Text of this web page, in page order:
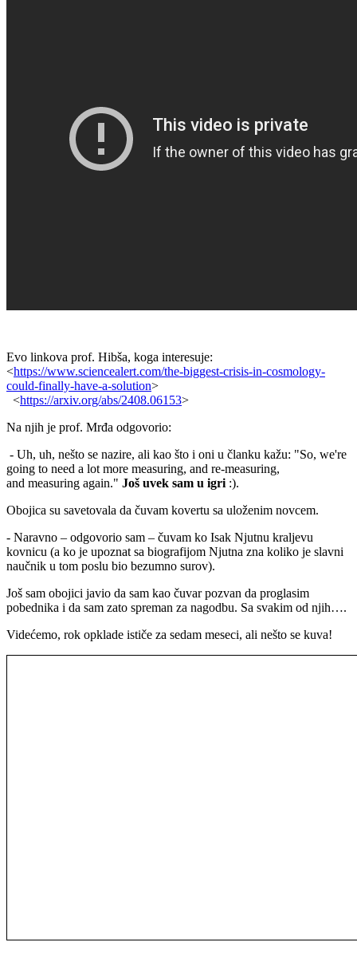
Evo linkova prof. Hibša, koga interesuje:
<https://www.sciencealert.com/the-biggest-crisis-in-cosmology-
could-finally-have-a-solution>
<https://arxiv.org/abs/2408.06153>
Na njih je prof. Mrđa odgovorio:
- Uh, uh, nešto se nazire, ali kao što i oni u članku kažu: "So, we're
going to need a lot more measuring, and re-measuring,
and measuring again." Još uvek sam u igri :).
Obojica su savetovala da čuvam kovertu sa uloženim novcem.
- Naravno – odgovorio sam – čuvam ko Isak Njutnu kraljevu
kovnicu (a ko je upoznat sa biografijom Njutna zna koliko je slavni
naučnik u tom poslu bio bezumno surov).
Još sam obojici javio da sam kao čuvar pozvan da proglasim
pobednika i da sam zato spreman za nagodbu. Sa svakim od njih….
Videćemo, rok opklade ističe za sedam meseci, ali nešto se kuva!